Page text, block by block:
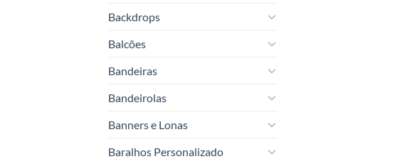
Backdrops
Balcões
Bandeiras
Bandeirolas
Banners e Lonas
Baralhos Personalizado